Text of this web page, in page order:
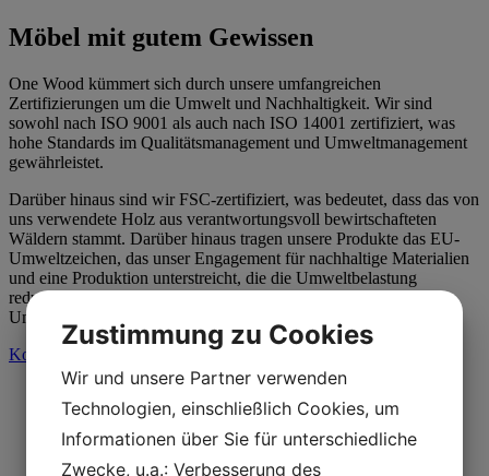
Möbel mit gutem Gewissen
One Wood kümmert sich durch unsere umfangreichen
Zertifizierungen um die Umwelt und Nachhaltigkeit. Wir sind
sowohl nach ISO 9001 als auch nach ISO 14001 zertifiziert, was
hohe Standards im Qualitätsmanagement und Umweltmanagement
gewährleistet.
Darüber hinaus sind wir FSC-zertifiziert, was bedeutet, dass das von
uns verwendete Holz aus verantwortungsvoll bewirtschafteten
Wäldern stammt. Darüber hinaus tragen unsere Produkte das EU-
Umweltzeichen, das unser Engagement für nachhaltige Materialien
und eine Produktion unterstreicht, die die Umweltbelastung
reduziert. Wir arbeiten aktiv daran, Möbel mit minimaler
Umweltbelastung zu liefern.
Kontaktieren Sie uns bezüglich Ihres Projekts und Ihrer Ideen
Zustimmung zu Cookies
Wir und unsere Partner verwenden
Technologien, einschließlich Cookies, um
Informationen über Sie für unterschiedliche
Zwecke, u.a.: Verbesserung des